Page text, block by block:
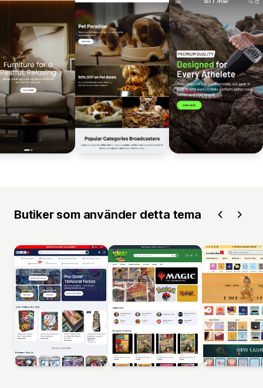
Butiker som använder detta tema